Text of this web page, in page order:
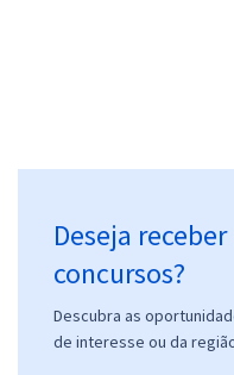
Deseja
concursos?
Descubra as
de interesse ou da